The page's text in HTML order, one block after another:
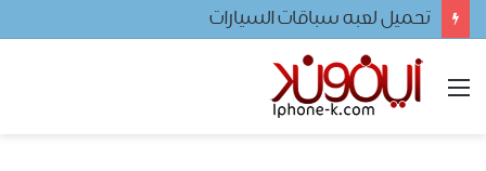
تحميل لعبه سباقات السيارات
القائمة